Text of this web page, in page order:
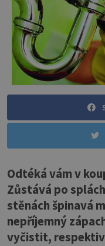
Odtéká vám v
Zůstává po
stěnách špinavá
nepříjemný
vyčistit,